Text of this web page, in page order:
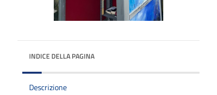
INDICE DELLA PAGINA
Descrizione